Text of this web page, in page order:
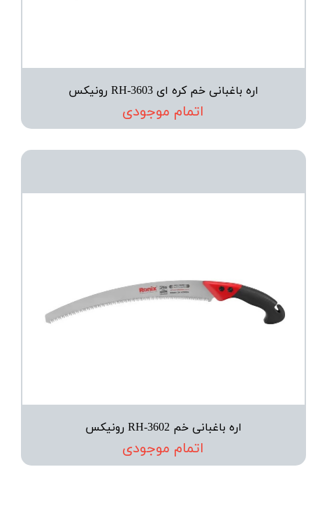
اره باغبانی خم کره ای RH-3603 رونیکس
اتمام موجودی
اره باغبانی خم RH-3602 رونیکس
اتمام موجودی